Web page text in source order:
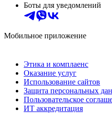
Боты для уведомлений
Мобильное приложение
Этика и комплаенс
Оказание услуг
Использование сайтов
Защита персональных
Пользовательское
ИТ аккредитация